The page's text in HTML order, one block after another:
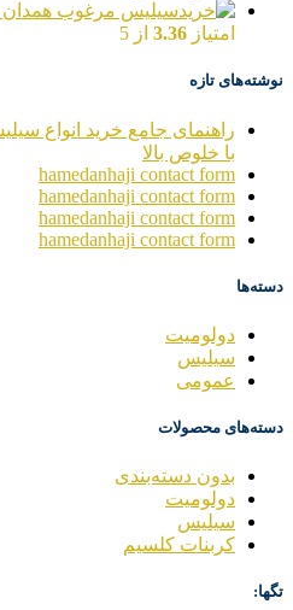
امتیاز 3.36 از 5
نوشته‌های تازه
راهنمای جامع خرید انواع
با خلوص بالا
hamedanhaji contact form
hamedanhaji contact form
hamedanhaji contact form
hamedanhaji contact form
دسته‌ها
دولومیت
سیلیس
عمومی
دسته‌های محصولات
بدون دسته‌بندی
دولومیت
سیلیس
کربنات کلسیم
تگها: